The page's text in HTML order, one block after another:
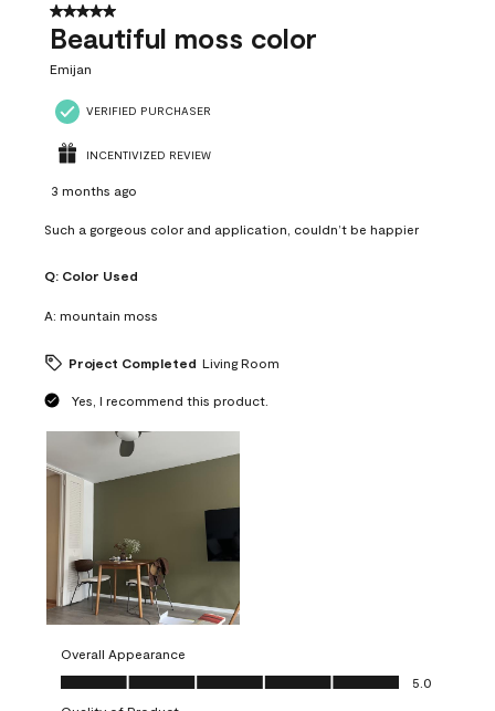
5 out of 5 stars.
Beautiful moss color
Emijan
VERIFIED PURCHASER
INCENTIVIZED REVIEW
3 months ago
Such a gorgeous color and application, couldn’t be happier
Q: Color Used
A: mountain moss
Project Completed Living Room
Yes, I recommend this product.
Overall Appearance
Overall Appearance, 5.0 out of 5
5.0